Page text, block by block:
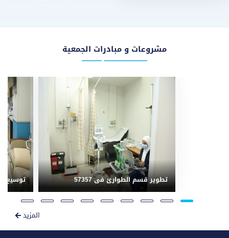
مشروعات و مبادرات الجمعية
تطوير قسم الطوارئ فى 57357 توسيع
المزيد